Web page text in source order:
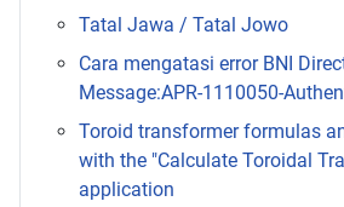
Tatal Jawa / Tatal Jowo
Cara mengatasi error BNI
Message:APR-1110050-
Toroid transformer formulas
with the "Calculate Toroidal
application